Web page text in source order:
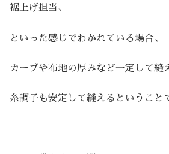
裾上げ担当、
といった感じでわかれている場合、
カーブや布地の厚みなど一定して縫
糸調子も安定して縫えるということ